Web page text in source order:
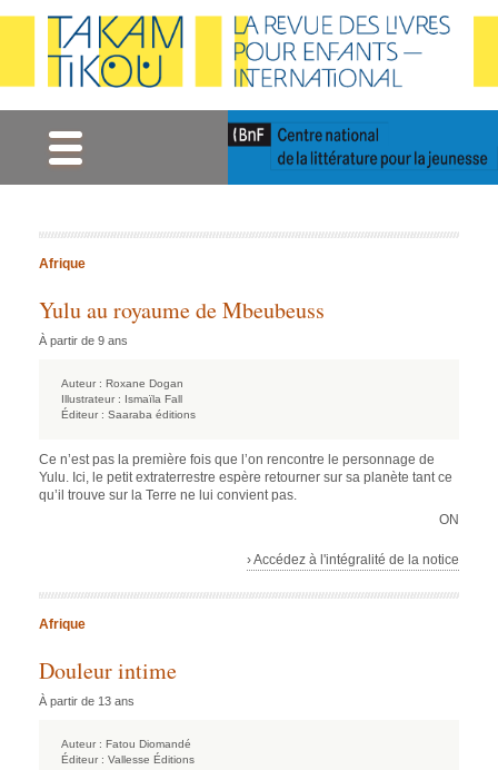
Afrique
Yulu au royaume de Mbeubeuss
À partir de 9 ans
Auteur : Roxane Dogan
Illustrateur : Ismaïla Fall
Éditeur : Saaraba éditions
Ce n’est pas la première fois que l’on rencontre le personnage de
Yulu. Ici, le petit extraterrestre espère retourner sur sa planète tant ce
qu’il trouve sur la Terre ne lui convient pas.
ON
› Accédez à l'intégralité de la notice
Afrique
Douleur intime
À partir de 13 ans
Auteur : Fatou Diomandé
Éditeur : Vallesse Éditions